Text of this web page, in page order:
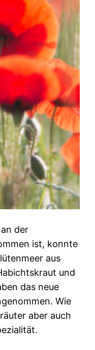
der
ist, konnte
aus
und
das neue
Wie
aber auch